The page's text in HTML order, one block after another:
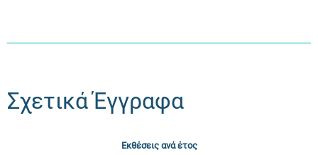
Σχετικά Έγγραφα
Εκθέσεις ανά έτος